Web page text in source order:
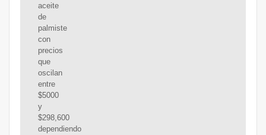
aceite
de
palmiste
con
precios
que
oscilan
entre
$5000
y
$298,600
dependiendo